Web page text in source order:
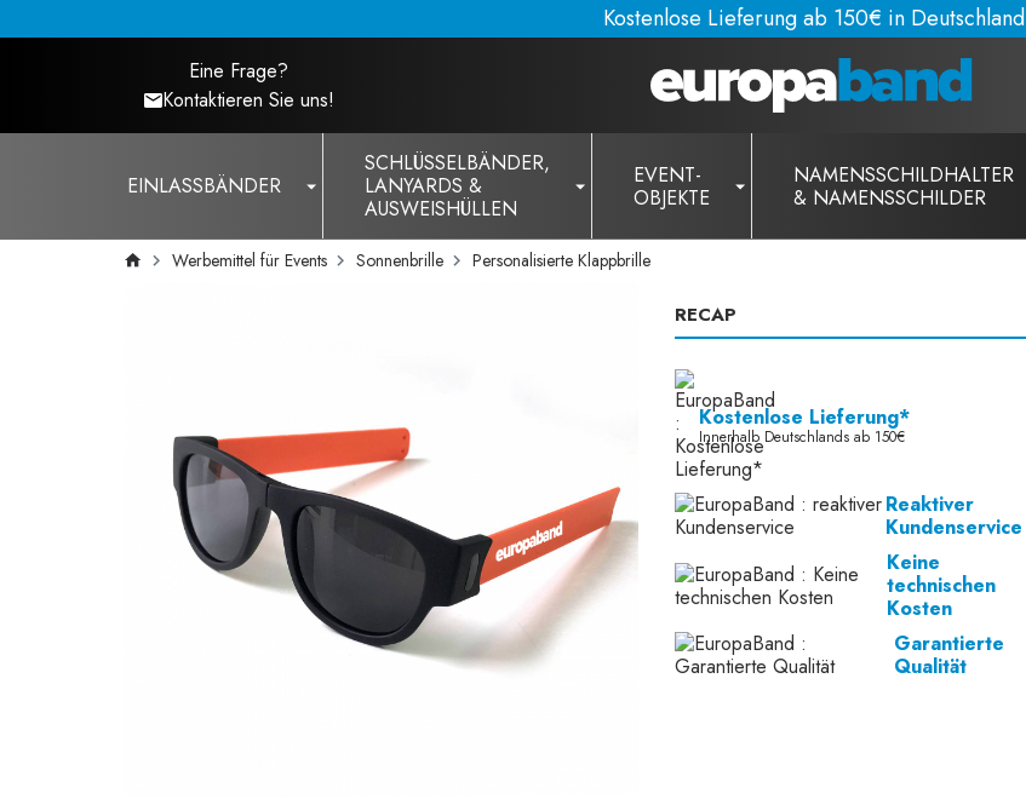
Kostenlose Lieferung ab 150€ in Deutschland
Eine Frage?
Kontaktieren Sie uns!
EINLASSBÄNDER
SCHLÜSSELBÄNDER,
LANYARDS &
AUSWEISHÜLLEN
EVENT-
OBJEKTE
NAMENSSCHILDHALTER
& NAMENSSCHILDER
Werbemittel für Events Sonnenbrille Personalisierte Klappbrille
RECAP
Kostenlose Lieferung*
Innerhalb Deutschlands ab 150€
Reaktiver
Kundenservice
Keine
technischen
Kosten
Garantierte
Qualität